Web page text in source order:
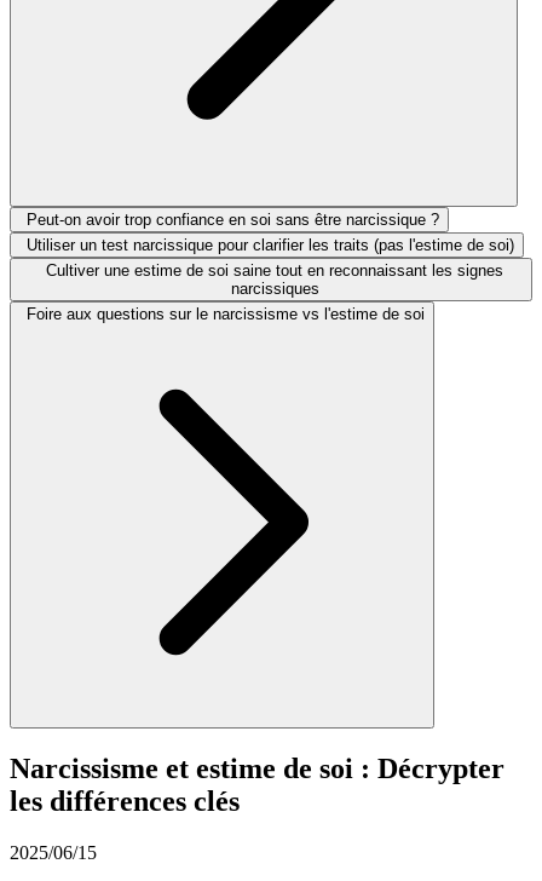
Peut-on avoir trop confiance en soi sans être narcissique ?
Utiliser un test narcissique pour clarifier les traits (pas l'estime de soi)
Cultiver une estime de soi saine tout en reconnaissant les signes
narcissiques
Foire aux questions sur le narcissisme vs l'estime de soi
Narcissisme et estime de soi : Décrypter
les différences clés
2025/06/15